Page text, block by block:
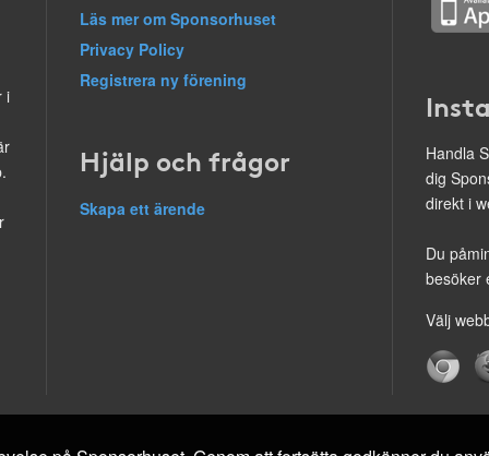
i
Läs mer om Sponsorhuset
Privacy Policy
Registrera ny förening
Hjälp och frågor
Skapa ett ärende
Handla
dig
direkt i
Du
besöker
Välj